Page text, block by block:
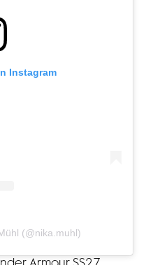
Instagram
(@nika.muhl)